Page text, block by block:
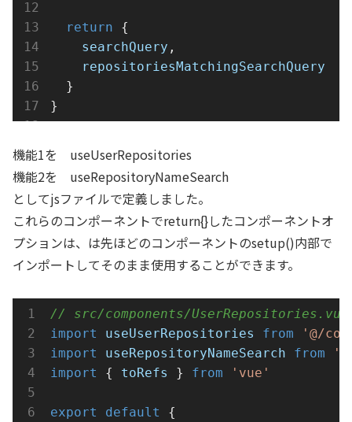
return {
searchQuery ,
repositoriesMatchingSearchQuery
  }
}
機能1を useUserRepositories
機能2を useRepositoryNameSearch
としてjsファイルで定義しました。
これらのコンポーネントでreturn{}したコンポーネントオ
プションは、は先ほどのコンポーネントのsetup()内部で
インポートしてそのまま使用することができます。
// src/components/UserRepositories.vue
import
useUserRepositories from
'@/
import
useRepositoryNameSearch from
import
{ toRefs } from 'vue'
export default
{